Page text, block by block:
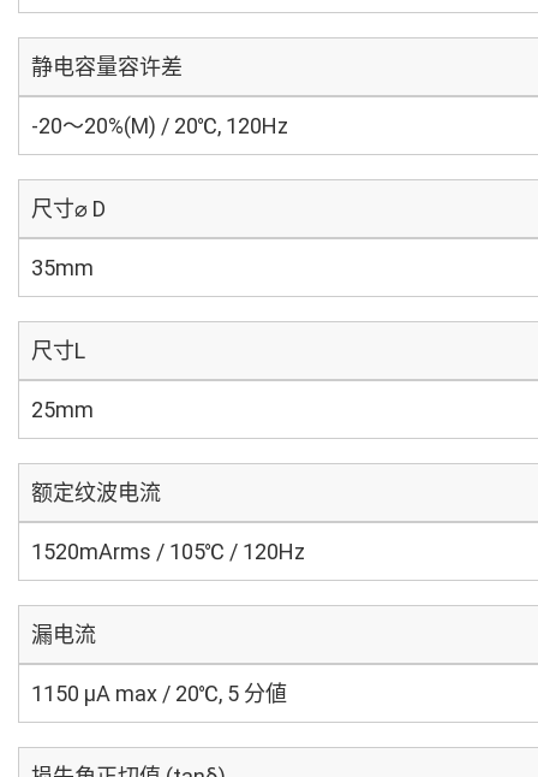
静电容量容许差
-20～20%(M) / 20℃, 120Hz
尺寸⌀ D
35mm
尺寸L
25mm
额定纹波电流
1520mArms / 105℃ / 120Hz
漏电流
1150 μA max / 20℃, 5 分値